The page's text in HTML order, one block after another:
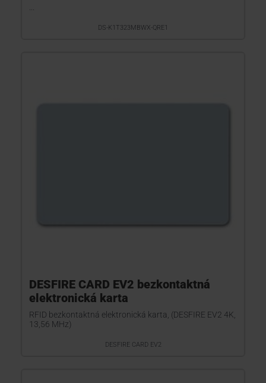
DS-K1T323MBWX-QRE1
DESFIRE CARD EV2 bezkontaktná
elektronická karta
RFID bezkontaktná elektronická karta, (DESFIRE EV2 4K,
13,56 MHz)
DESFIRE CARD EV2